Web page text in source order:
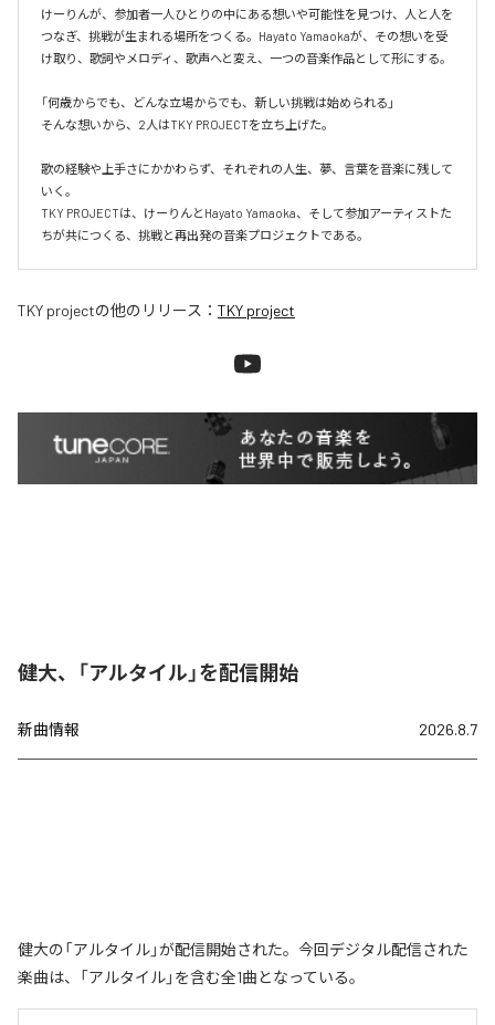
けーりんが、参加者一人ひとりの中にある想いや可能性を見つけ、人と人を
つなぎ、挑戦が生まれる場所をつくる。Hayato Yamaokaが、その想いを受
け取り、歌詞やメロディ、歌声へと変え、一つの音楽作品として形にする。
「何歳からでも、どんな立場からでも、新しい挑戦は始められる」
そんな想いから、2人はTKY PROJECTを立ち上げた。
歌の経験や上手さにかかわらず、それぞれの人生、夢、言葉を音楽に残して
いく。
TKY PROJECTは、けーりんとHayato Yamaoka、そして参加アーティストた
ちが共につくる、挑戦と再出発の音楽プロジェクトである。
TKY projectの他のリリース： TKY project
健大、「アルタイル」を配信開始
新曲情報 2026.8.7
健大の「アルタイル」が配信開始された。今回デジタル配信された
楽曲は、「アルタイル」を含む全1曲となっている。